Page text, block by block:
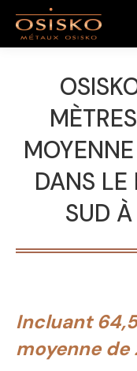
DANS LE
SUD
Incluant
moyenne de